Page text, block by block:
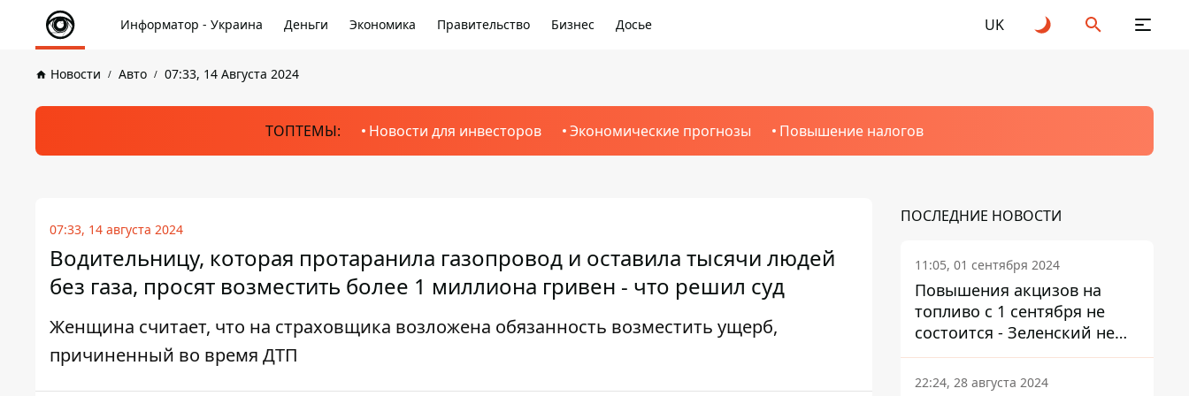
Информатор - Украина Деньги Экономика Правительство Бизнес Досье UK
Новости Авто 07:33, 14 Августа 2024
ТОПТЕМЫ: Новости для инвесторов Экономические прогнозы Повышение налогов
07:33, 14 августа 2024
Водительницу, которая протаранила газопровод и оставила тысячи людей
без газа, просят возместить более 1 миллиона гривен - что решил суд
Женщина считает, что на страховщика возложена обязанность возместить ущерб,
причиненный во время ДТП
ПОСЛЕДНИЕ НОВОСТИ
11:05, 01 сентября 2024
Повышения акцизов на
топливо с 1 сентября не
состоится - Зеленский не
подписал закон
22:24, 28 августа 2024